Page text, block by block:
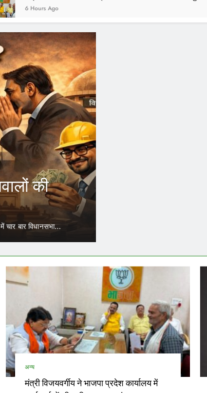
अपने जिले
का भी ट्रांसफर हो सकेगा।…
अन्य
मंत्री विजयवर्गीय ने भाजपा प्रदेश कार्यालय में